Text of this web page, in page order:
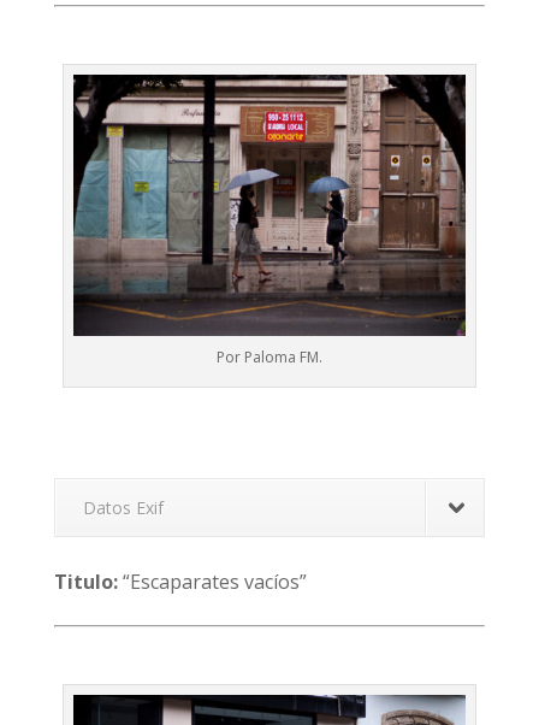
Por Paloma FM.
Datos Exif
Titulo:“Escaparates vacíos”